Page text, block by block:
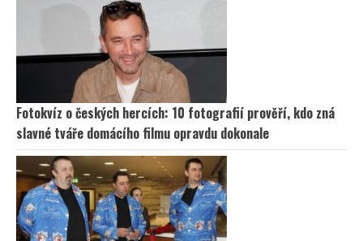
Fotokvíz o českých hercích: 10 fotografií prověří, kdo zná
slavné tváře domácího filmu opravdu dokonale